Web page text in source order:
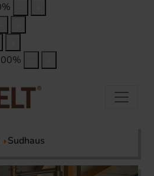
%
%
Sudhaus